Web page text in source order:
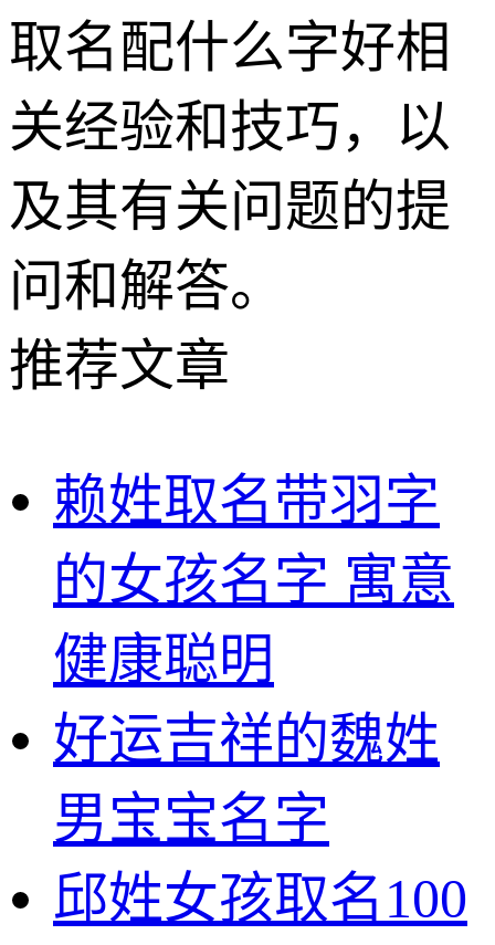
取名配什么字好相
关经验和技巧，以
及其有关问题的提
问和解答。
推荐文章
赖姓取名带羽字
的女孩名字 寓意
健康聪明
好运吉祥的魏姓
男宝宝名字
邱姓女孩取名100